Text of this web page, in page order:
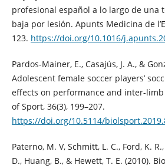
profesional español a lo largo de una
baja por lesión. Apunts Medicina de
123. https://doi.org/10.1016/
Pardos-Mainer, E., Casajús, J. A., &
Adolescent female soccer players’
effects on performance and inter-
of Sport, 36(3), 199–207.
https://doi.org/10.5114/
Paterno, M. V, Schmitt, L. C., Ford, K.
D., Huang, B., & Hewett, T. E. (2010).